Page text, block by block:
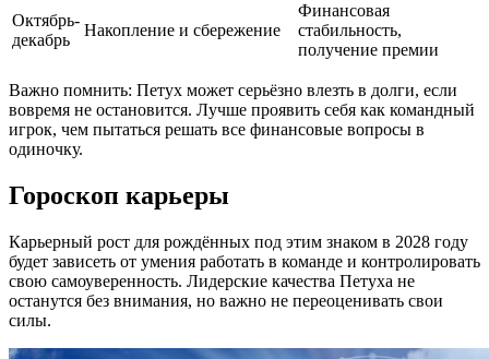
Октябрь-
декабрь
Накопление и сбережение
Финансовая
стабильность,
получение премии
Важно помнить: Петух может серьёзно влезть в долги, если
вовремя не остановится. Лучше проявить себя как командный
игрок, чем пытаться решать все финансовые вопросы в
одиночку.
Гороскоп карьеры
Карьерный рост для рождённых под этим знаком в 2028 году
будет зависеть от умения работать в команде и контролировать
свою самоуверенность. Лидерские качества Петуха не
останутся без внимания, но важно не переоценивать свои
силы.